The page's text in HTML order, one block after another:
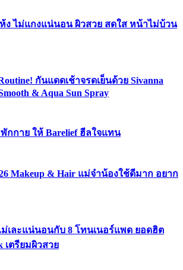
ง ไม่แกงแน่นอน ผิวสวย สดใส หน้าไม่บ้วน
กันแดดเช้าจรดเย็นด้วย Sivanna
& Aqua Sun Spray
พักกาย ให้ Barelief ฮีลใจแทน
Makeup & Hair แม่จ๋าน้องใช้ดีมาก อยาก
ม่เละแน่นอนกับ 8 โทนเนอร์แพด ยอดฮิต
เตรียมผิวสวย